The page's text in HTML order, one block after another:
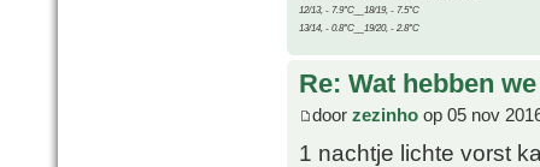
12/13, - 7.9°C__18/19, - 7.5°C
13/14, - 0.8°C__19/20, - 2.8°C
Re: Wat hebben
door zezinho op 05 nov
1 nachtje lichte vorst